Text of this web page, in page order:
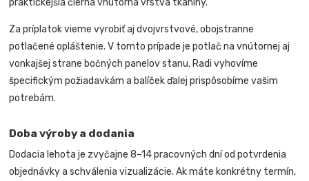
Za príplatok vieme vyrobiť aj dvojvrstvové, obojstranne
potlačené opláštenie. V tomto prípade je potlač na vnútornej aj
vonkajšej strane bočných panelov stanu. Radi vyhovíme
špecifickým požiadavkám a balíček ďalej prispôsobíme vašim
potrebám.
Doba výroby a dodania
Dodacia lehota je zvyčajne 8–14 pracovných dní od potvrdenia
objednávky a schválenia vizualizácie. Ak máte konkrétny termín,